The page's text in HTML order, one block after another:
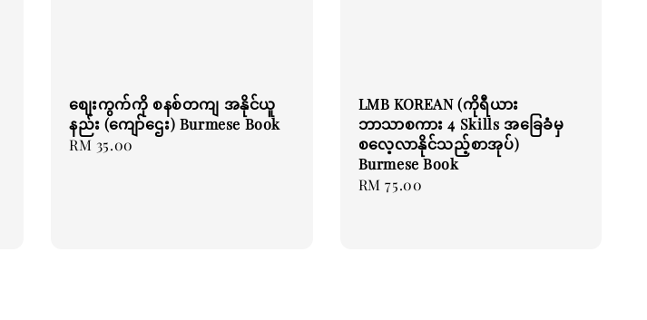
စျေးကွက်ကို စနစ်တကျ အနိုင်ယူ
နည်း (ကျော်ဌေး) Burmese Book
Regular
RM 35.00
LMB KOREAN (ကိုရီယား
ဘာသာစကား 4 Skills အခြေခံမှ
စလေ့လာနိုင်သည့်စာအုပ်)
Burmese Book
Regular
RM 75.00